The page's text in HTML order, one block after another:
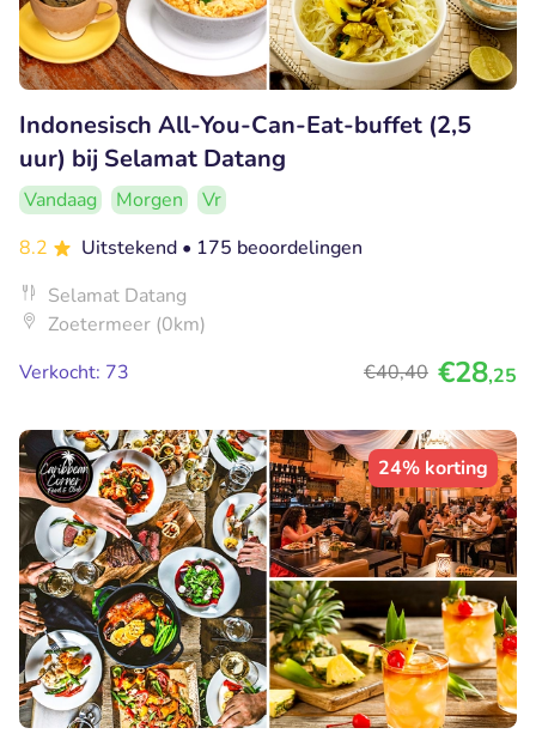
Indonesisch All-You-Can-Eat-buffet (2,5
uur) bij Selamat Datang
Vandaag Morgen
Vr
8.2
Uitstekend • 175 beoordelingen
Selamat Datang
Zoetermeer (0km)
Verkocht: 73
€40,40 €28,25
24% korting